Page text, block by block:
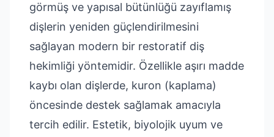
görmüş ve yapısal bütünlüğü zayıflamış
dişlerin yeniden güçlendirilmesini
sağlayan modern bir restoratif diş
hekimliği yöntemidir. Özellikle aşırı madde
kaybı olan dişlerde, kuron (kaplama)
öncesinde destek sağlamak amacıyla
tercih edilir. Estetik, biyolojik uyum ve